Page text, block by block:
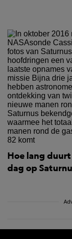
Hoe lang duurt
dag op